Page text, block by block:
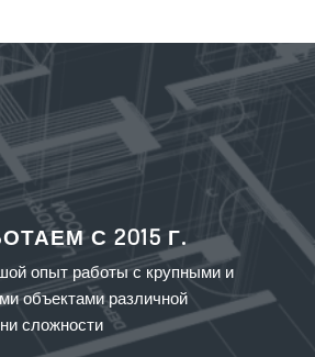
С 2015 Г.
опыт работы с крупными и
объектами различной
сложности